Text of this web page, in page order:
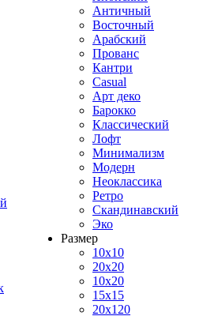
Античный
Восточный
Арабский
Прованс
Кантри
Casual
Арт деко
Барокко
Классический
Лофт
Минимализм
Модерн
Неоклассика
Ретро
Скандинавский
Эко
Размер
10x10
20x20
10x20
15x15
20x120